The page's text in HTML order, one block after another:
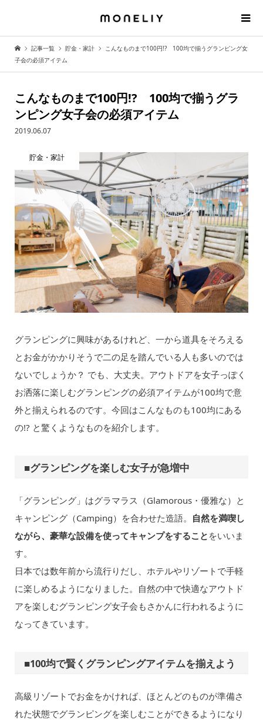
記事一覧 貯金・家計
こんなものまで100円!? 100均で揃うグランピング女
子会の必須アイテム
こんなものまで100円!? 100均で揃うグラ
ンピング女子会の必須アイテム
2019.06.07
貯金・家計
グランピングに興味があるけれど、一から道具をそろえる
とお金がかかりそうで二の足を踏んでいる人も多いのでは
ないでしょうか？ でも、大丈夫。アウトドアを女子っぽく
お洒落に楽しむグランピングの必須アイテムが100均で意
外と揃えられるのです。今回はこんなものも100均にある
の!? と驚くようなものを紹介します。
■グランピングを楽しむ女子が急増中
「グランピング」はグラマラス（Glamorous・優雅な）と
キャンピング（Camping）を合わせた造語。
自然を満喫し
ながら、豪華な設備を使ってキャンプをすること をいいま
す。
日本では数年前から流行りだし、ホテルやリゾートで手軽
に楽しめるようになりました。自然の中で快適なアウトド
アを楽しむグランピング女子会もさかんに行われるように
なってきています。
■100均で賢くグランピングアイテムを揃えよう
高級リゾートでお金をかければ、ほとんどのものが準備さ
れた状態でグランピングを楽しむことができるようになり